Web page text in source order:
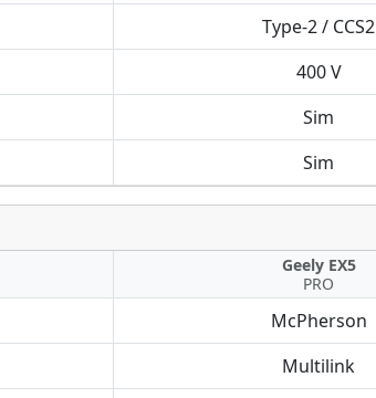
Type-2 / CCS2
400 V
Sim
Sim
Geely EX5
PRO
McPherson
Multilink